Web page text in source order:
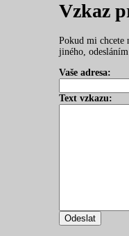
Vzkaz
Pokud mi chcete
jiného,
Vaše adresa:
Text vzkazu: